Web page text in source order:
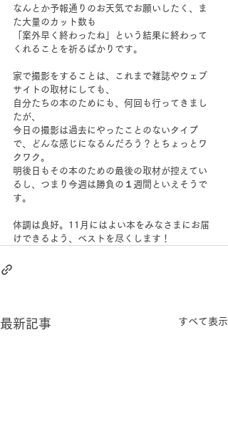
なんとか予報通りのお天気でお願いしたく、ま
た大量のカット数も
「案外早く終わったね」という結果に終わって
くれることを祈るばかりです。
家で撮影をすることは、これまで雑誌やウェブ
サイトの取材にしても、
自分たちの本のためにも、何回も行ってきまし
たが、
今日の撮影は過去にやったことのないタイプ
で、どんな感じになるんだろう？とちょっとワ
クワク。
明後日もその本のための最後の取材が控えてい
るし、つまり今週は勝負の１週間といえそうで
す。
体調は良好。11月にはよい本をみなさまにお届
けできるよう、ベストを尽くします！
最新記事 すべて表示